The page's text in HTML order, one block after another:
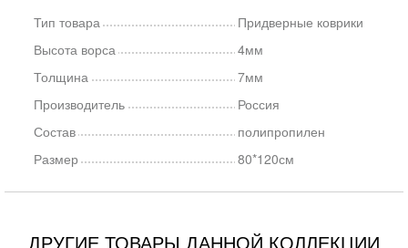
Тип товара
Придверные коврики
Высота ворса
4мм
Толщина
7мм
Производитель
Россия
Состав
полипропилен
Размер
80*120см
ДРУГИЕ ТОВАРЫ ДАННОЙ КОЛЛЕКЦИИ